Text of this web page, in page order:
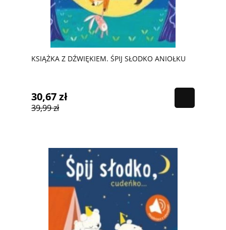
KSIĄŻKA Z DŹWIĘKIEM. ŚPIJ SŁODKO ANIOŁKU
30,67 zł
39,99 zł